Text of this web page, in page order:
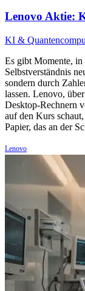
Lenovo Aktie:
KI &
Es gibt Momente, in
Selbstverständnis
sondern durch
lassen. Lenovo,
Desktop-Rechnern
auf den Kurs
Papier, das an der
Lenovo